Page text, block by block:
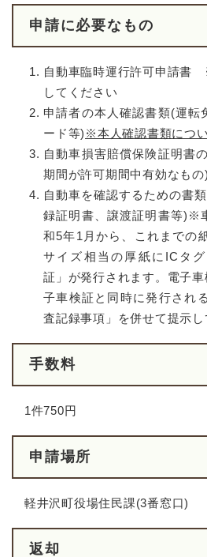
申請に必要なもの
自動車臨時運行許可申請書
してください
申請者の本人確認書類(運転
ード等) ※本人確認書類につ
自動車損害賠償保険証明書
期間が許可期間中有効なもの)
自動車を確認するための書
録証明書、譲渡証明書等)※
和5年1月から、これまでの
サイズ相当の厚紙にICタ
証」が発行されます。電子
子車検証と同時に発行され
査記録事項」を併せて提示し
手数料
1件750円
申請場所
軽井沢町役場住民課(3番窓口)
返却